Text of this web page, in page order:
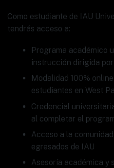
Como estudiante de IAU
tendrás acceso a:
Programa académico
instrucción dirigida
Modalidad 100%
estudiantes en West
Credencial
al completar el
Acceso a la
egresados de IAU
Asesoría académica y